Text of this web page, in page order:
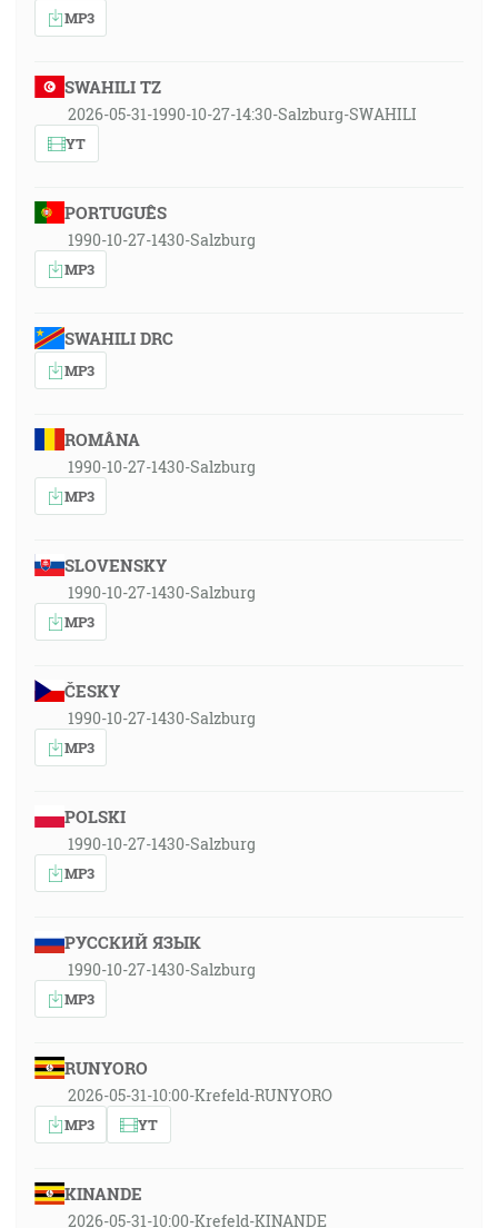
MP3
SWAHILI TZ
2026-05-31-1990-10-27-14:30-Salzburg-SWAHILI
YT
PORTUGUÊS
1990-10-27-1430-Salzburg
MP3
SWAHILI DRC
MP3
ROMÂNA
1990-10-27-1430-Salzburg
MP3
SLOVENSKY
1990-10-27-1430-Salzburg
MP3
ČESKY
1990-10-27-1430-Salzburg
MP3
POLSKI
1990-10-27-1430-Salzburg
MP3
РУССКИЙ ЯЗЫК
1990-10-27-1430-Salzburg
MP3
RUNYORO
2026-05-31-10:00-Krefeld-RUNYORO
MP3 YT
KINANDE
2026-05-31-10:00-Krefeld-KINANDE